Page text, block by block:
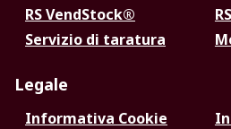
RS VendStock®
Servizio di taratura
Legale
Informativa Cookie